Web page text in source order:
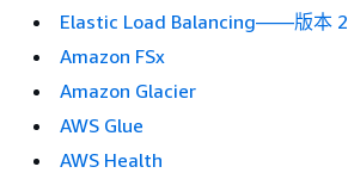
Elastic Load Balancing——版本 2
Amazon FSx
Amazon Glacier
AWS Glue
AWS Health